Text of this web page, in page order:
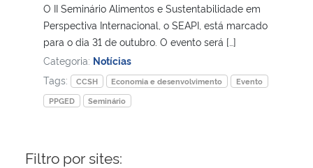
O II Seminário Alimentos e Sustentabilidade em
Perspectiva Internacional, o SEAPI, está marcado
para o dia 31 de outubro. O evento será […]
Categoria: Notícias
Tags:
CCSH Economia e desenvolvimento
Evento
PPGED
Seminário
Filtro por sites: